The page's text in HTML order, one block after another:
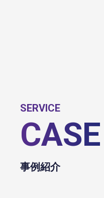
SERVICE
事例紹介